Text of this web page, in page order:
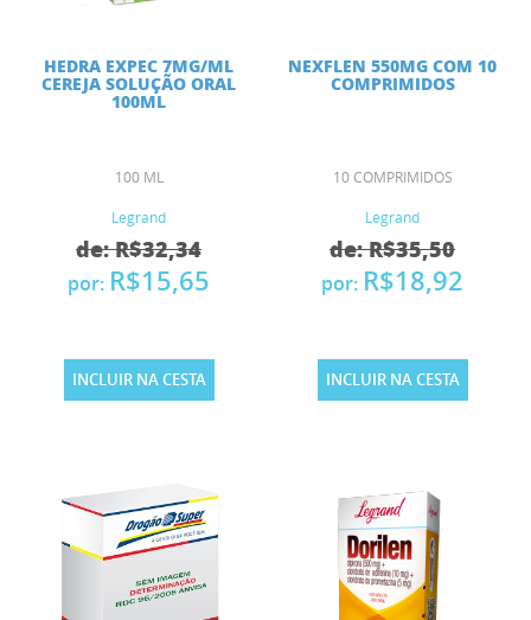
HEDRA EXPEC 7MG/ML
CEREJA SOLUÇÃO ORAL
100ML
100 ML
Legrand
de: R$32,34
por: R$15,65
INCLUIR NA CESTA
NEXFLEN 550MG COM 10
COMPRIMIDOS
10 COMPRIMIDOS
Legrand
de: R$35,50
por: R$18,92
INCLUIR NA CESTA